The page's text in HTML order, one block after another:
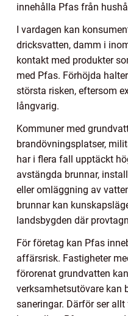
innehålla Pfas från
I vardagen kan
dricksvatten, damm i
kontakt med produkter
med Pfas. Förhöjda
största risken, eftersom
långvarig.
Kommuner med
brandövningsplatser,
har i flera fall upptäckt
avstängda brunnar,
eller omläggning av
brunnar kan
landsbygden där
För företag kan Pfas
affärsrisk. Fastigheter
förorenat grundvatten
verksamhetsutövare kan
saneringar. Därför ser